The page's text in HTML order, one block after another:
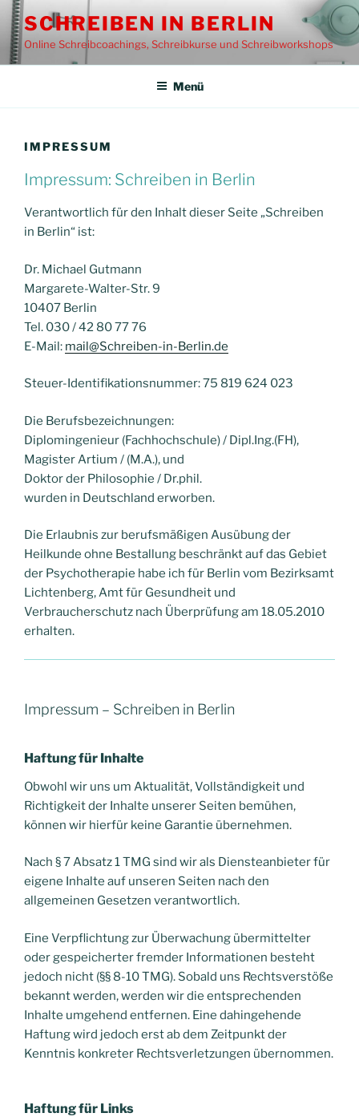
Zum
Inhalt
springen
SCHREIBEN IN BERLIN
Online Schreibcoachings, Schreibkurse und Schreibworkshops
Menü
IMPRESSUM
Impressum: Schreiben in Berlin
Verantwortlich für den Inhalt dieser Seite „Schreiben
in Berlin“ ist:
Dr. Michael Gutmann
Margarete-Walter-Str. 9
10407 Berlin
Tel. 030 / 42 80 77 76
E-Mail: mail@Schreiben-in-Berlin.de
Steuer-Identifikationsnummer: 75 819 624 023
Die Berufsbezeichnungen:
Diplomingenieur (Fachhochschule) / Dipl.Ing.(FH),
Magister Artium / (M.A.), und
Doktor der Philosophie / Dr.phil.
wurden in Deutschland erworben.
Die Erlaubnis zur berufsmäßigen Ausübung der
Heilkunde ohne Bestallung beschränkt auf das Gebiet
der Psychotherapie habe ich für Berlin vom Bezirksamt
Lichtenberg, Amt für Gesundheit und
Verbraucherschutz nach Überprüfung am 18.05.2010
erhalten.
Impressum – Schreiben in Berlin
Haftung für Inhalte
Obwohl wir uns um Aktualität, Vollständigkeit und
Richtigkeit der Inhalte unserer Seiten bemühen,
können wir hierfür keine Garantie übernehmen.
Nach § 7 Absatz 1 TMG sind wir als Diensteanbieter für
eigene Inhalte auf unseren Seiten nach den
allgemeinen Gesetzen verantwortlich.
Eine Verpflichtung zur Überwachung übermittelter
oder gespeicherter fremder Informationen besteht
jedoch nicht (§§ 8-10 TMG). Sobald uns Rechtsverstöße
bekannt werden, werden wir die entsprechenden
Inhalte umgehend entfernen. Eine dahingehende
Haftung wird jedoch erst ab dem Zeitpunkt der
Kenntnis konkreter Rechtsverletzungen übernommen.
Haftung für Links